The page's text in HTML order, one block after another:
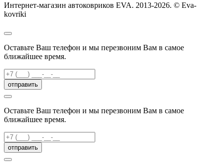
Интернет-магазин автоковриков EVA. 2013-2026. © Eva-
kovriki
Оставьте Ваш телефон и мы перезвоним Вам в самое
ближайшее время.
отправить
Оставьте Ваш телефон и мы перезвоним Вам в самое
ближайшее время.
отправить